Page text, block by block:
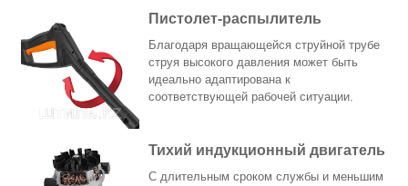
Пистолет-распылитель
Благодаря вращающейся струйной трубе
струя высокого давления может быть
идеально адаптирована к
соответствующей рабочей ситуации.
Тихий индукционный двигатель
С длительным сроком службы и меньшим